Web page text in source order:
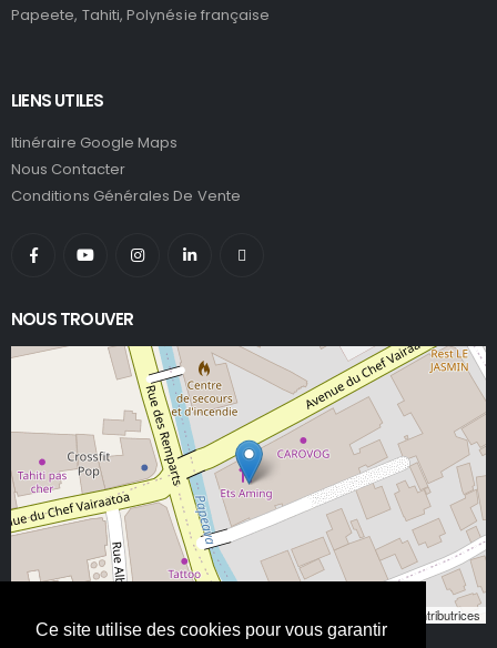
Ce site utilise des cookies pour vous garantir
Papeete, Tahiti, Polynésie française
LIENS UTILES
Itinéraire Google Maps
Nous Contacter
Conditions Générales De Vente
NOUS TROUVER
contributeurs/contributrices